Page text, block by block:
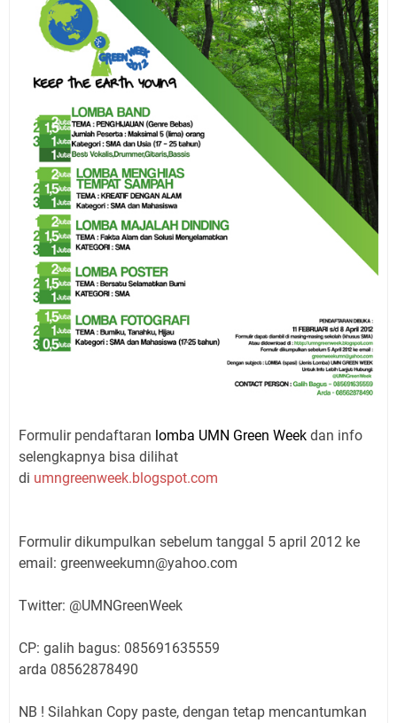
Formulir pendaftaran lomba UMN Green Week dan info
selengkapnya bisa dilihat
di umngreenweek.blogspot.com
Formulir dikumpulkan sebelum tanggal 5 april 2012 ke
email: greenweekumn@yahoo.com
Twitter: @UMNGreenWeek
CP: galih bagus: 085691635559
arda 08562878490
NB ! Silahkan Copy paste, dengan tetap mencantumkan